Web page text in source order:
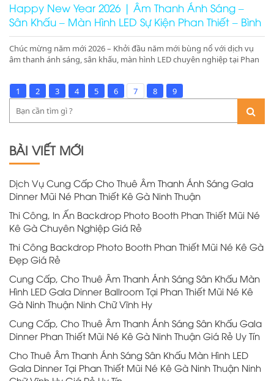
Happy New Year 2026 | Âm Thanh Ánh Sáng –
Sân Khấu – Màn Hình LED Sự Kiện Phan Thiết – Bình
Thuận – Ninh Thuận
Chúc mừng năm mới 2026 – Khởi đầu năm mới bùng nổ với dịch vụ
âm thanh ánh sáng, sân khấu, màn hình LED chuyên nghiệp tại Phan
resort, nhà hàng Mũi Né, Ninh Chữ, Phan Rang.
1
2 3 4 5 6 7 8 9
BÀI VIẾT MỚI
Dịch Vụ Cung Cấp Cho Thuê Âm Thanh Ánh Sáng Gala
Dinner Mũi Né Phan Thiết Kê Gà Ninh Thuận
Thi Công, In Ấn Backdrop Photo Booth Phan Thiết Mũi Né
Kê Gà Chuyên Nghiệp Giá Rẻ
Thi Công Backdrop Photo Booth Phan Thiết Mũi Né Kê Gà
Đẹp Giá Rẻ
Cung Cấp, Cho Thuê Âm Thanh Ánh Sáng Sân Khấu Màn
Hình LED Gala Dinner Ballroom Tại Phan Thiết Mũi Né Kê
Gà Ninh Thuận Ninh Chữ Vĩnh Hy
Cung Cấp, Cho Thuê Âm Thanh Ánh Sáng Sân Khấu Gala
Dinner Phan Thiết Mũi Né Kê Gà Ninh Thuận Giá Rẻ Uy Tín
Cho Thuê Âm Thanh Ánh Sáng Sân Khấu Màn Hình LED
Gala Dinner Tại Phan Thiết Mũi Né Kê Gà Ninh Thuận Ninh